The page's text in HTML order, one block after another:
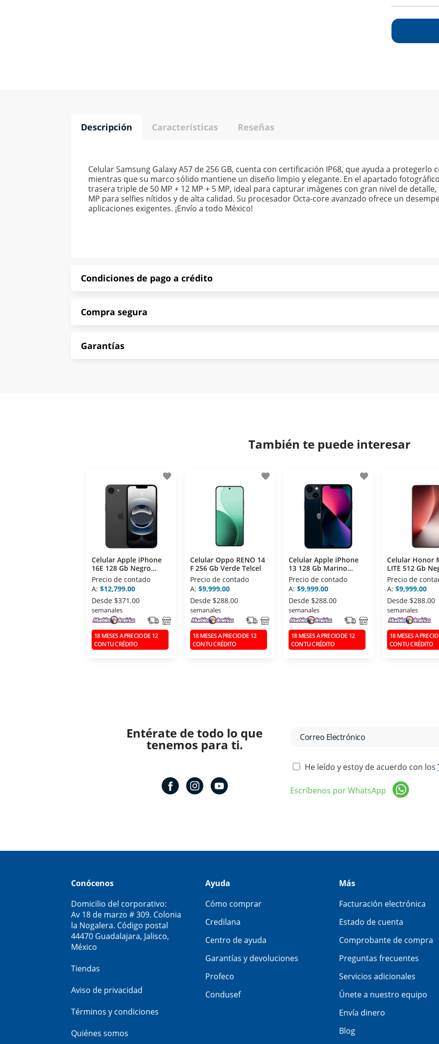
Descripción Características Reseñas
Celular Samsung Galaxy A57 de 256 GB, cuenta con certificación IP68, que ayuda a protegerlo
mientras que su marco sólido mantiene un diseño limpio y elegante. En el apartado
trasera triple de 50 MP + 12 MP + 5 MP, ideal para capturar imágenes con gran nivel de
MP para selfies nítidos y de alta calidad. Su procesador Octa-core avanzado ofrece un
aplicaciones exigentes. ¡Envío a todo México!
Condiciones de pago a crédito
Compra segura
Garantías
También te puede interesar
favorite
Celular Apple iPhone
16E 128 Gb Negro
Telcel
Precio de contado
A: $12,799.00
Desde $371.00
semanales
18 MESES A PRECIO DE 12
CON TU CRÉDITO
favorite
Celular Oppo RENO 14
F 256 Gb Verde Telcel
Precio de contado
A: $9,999.00
Desde $288.00
semanales
18 MESES A PRECIO DE 12
CON TU CRÉDITO
favorite
Celular Apple iPhone
13 128 Gb Marino
Telcel
Precio de contado
A: $9,999.00
Desde $288.00
semanales
18 MESES A PRECIO DE 12
CON TU CRÉDITO
Celular Honor
LITE 512 Gb
Telcel
Precio de
A: $9,999.00
Desde $288.00
semanales
18 MESES A
CON TU CRÉDITO
Entérate de todo lo que
tenemos para ti.
He leído y estoy de acuerdo con los
Escríbenos por WhatsApp
Conócenos
Domicilio del corporativo:
Av 18 de marzo # 309. Colonia
la Nogalera. Código postal
44470 Guadalajara, Jalisco,
México
Tiendas
Aviso de privacidad
Términos y condiciones
Quiénes somos
Ayuda
Cómo comprar
Credilana
Centro de ayuda
Garantías y devoluciones
Profeco
Condusef
Más
Facturación electrónica
Estado de cuenta
Comprobante de compra
Preguntas frecuentes
Servicios adicionales
Únete a nuestro equipo
Envía dinero
Blog